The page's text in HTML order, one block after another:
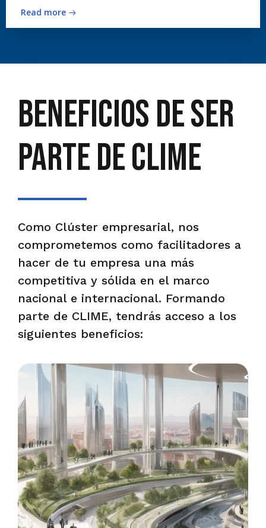
Read more
BENEFICIOS DE SER
PARTE DE CLIME
Como Clúster empresarial, nos
comprometemos como facilitadores a
hacer de tu empresa una más
competitiva y sólida en el marco
nacional e internacional. Formando
parte de CLIME, tendrás acceso a los
siguientes beneficios: